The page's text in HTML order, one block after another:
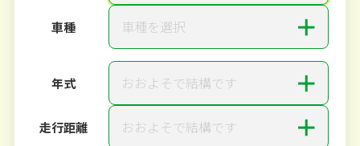
車種 車種を選択 ＋
年式 おおよそで結構です ＋
走行距離 おおよそで結構です ＋